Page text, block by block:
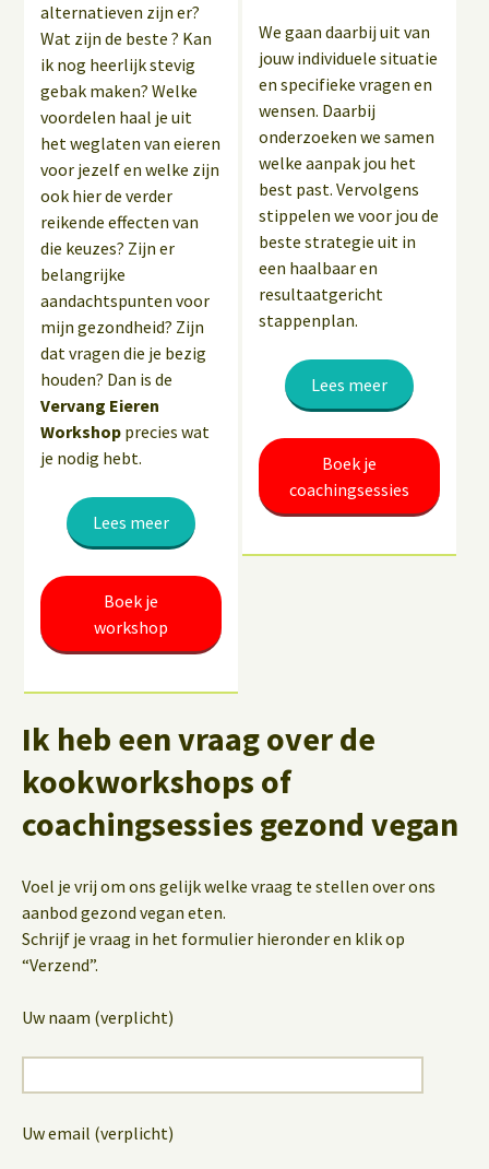
alternatieven zijn er?
Wat zijn de beste ? Kan
ik nog heerlijk stevig
gebak maken? Welke
voordelen haal je uit
het weglaten van eieren
voor jezelf en welke zijn
ook hier de verder
reikende effecten van
die keuzes? Zijn er
belangrijke
aandachtspunten voor
mijn gezondheid? Zijn
dat vragen die je bezig
houden? Dan is de
Vervang Eieren
Workshop precies wat
je nodig hebt.
Lees meer
Boek je
workshop
We gaan daarbij uit van
jouw individuele situatie
en specifieke vragen en
wensen. Daarbij
onderzoeken we samen
welke aanpak jou het
best past. Vervolgens
stippelen we voor jou de
beste strategie uit in
een haalbaar en
resultaatgericht
stappenplan.
Lees meer
Boek je
coachingsessies
Ik heb een vraag over de
kookworkshops of
coachingsessies gezond vegan
Voel je vrij om ons gelijk welke vraag te stellen over ons
aanbod gezond vegan eten.
Schrijf je vraag in het formulier hieronder en klik op
“Verzend”.
Uw naam (verplicht)
Uw email (verplicht)